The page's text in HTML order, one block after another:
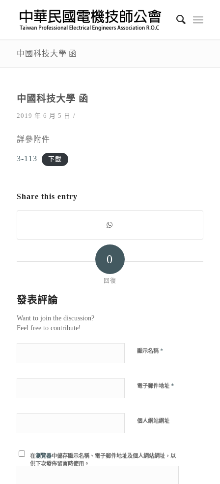
中國科技大學 函
中國科技大學 函
2019 年 6 月 5 日 /
詳參附件
3-113 下載
Share this entry
0
回復
發表評論
Want to join the discussion?
Feel free to contribute!
顯示名稱 *
電子郵件地址 *
個人網站網址
在瀏覽器中儲存顯示名稱、電子郵件地址及個人網站網址，以
供下次發佈留言時使用。